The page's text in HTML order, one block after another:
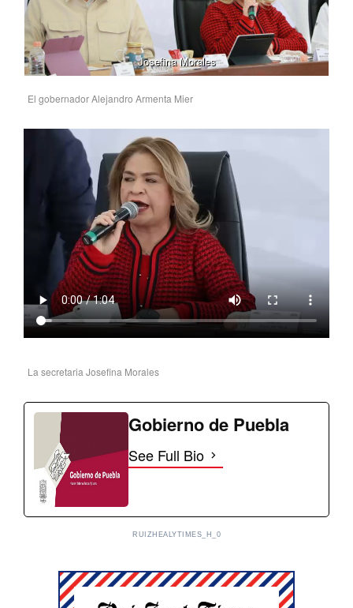
Josefina Morales
El gobernador Alejandro Armenta Mier
La secretaria Josefina Morales
Gobierno de Puebla
See Full Bio
RUIZHEALYTIMES_H_0